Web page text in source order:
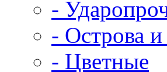
-
- Острова
- Цветные